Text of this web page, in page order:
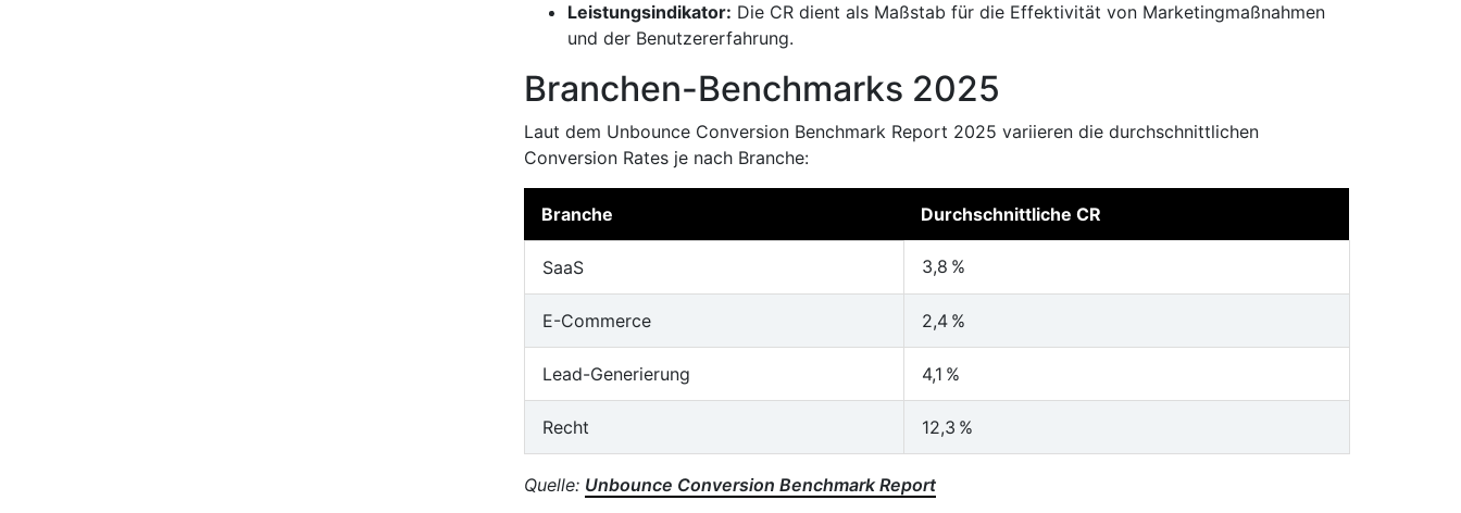
Leistungsindikator: Die CR dient als Maßstab für die Effektivität von Marketingmaßnahmen
und der Benutzererfahrung.
Branchen-Benchmarks 2025
Laut dem Unbounce Conversion Benchmark Report 2025 variieren die durchschnittlichen
Conversion Rates je nach Branche:
Branche Durchschnittliche CR
SaaS 3,8 %
E-Commerce 2,4 %
Lead-Generierung 4,1 %
Recht 12,3 %
Quelle: Unbounce Conversion Benchmark Report